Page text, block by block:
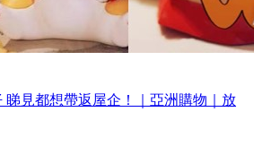
睇見都想帶返屋企！｜亞洲購物｜放